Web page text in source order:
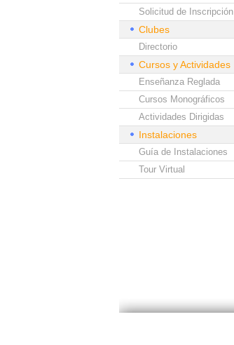
Solicitud de Inscripción
Clubes
Directorio
Cursos y Actividades
Enseñanza Reglada
Cursos Monográficos
Actividades Dirigidas
Instalaciones
Guía de Instalaciones
Tour Virtual